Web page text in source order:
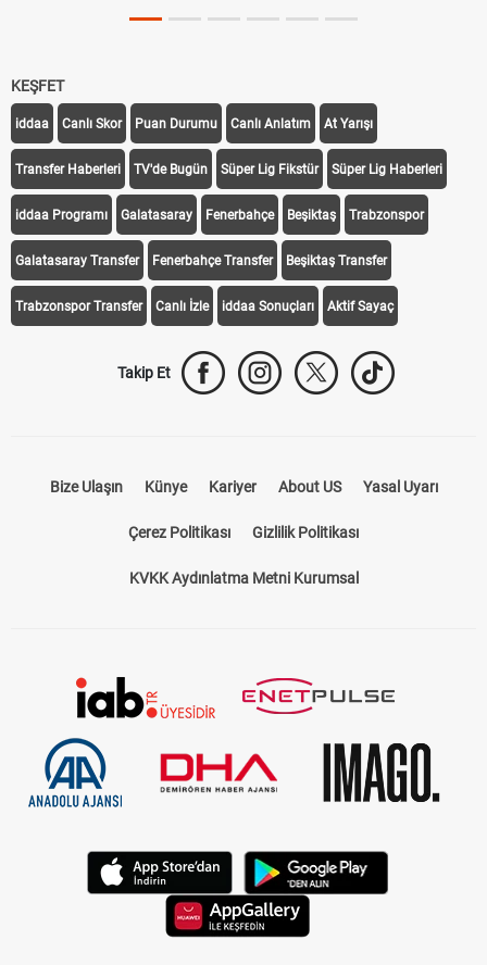
KEŞFET
iddaa Canlı Skor Puan Durumu Canlı Anlatım At Yarışı
Transfer Haberleri TV'de Bugün Süper Lig Fikstür Süper Lig Haberleri
iddaa Programı Galatasaray Fenerbahçe Beşiktaş Trabzonspor
Galatasaray Transfer Fenerbahçe Transfer Beşiktaş Transfer
Trabzonspor Transfer Canlı İzle iddaa Sonuçları Aktif Sayaç
Takip Et
Bize Ulaşın Künye Kariyer About US Yasal Uyarı
Çerez Politikası Gizlilik Politikası
KVKK Aydınlatma Metni Kurumsal